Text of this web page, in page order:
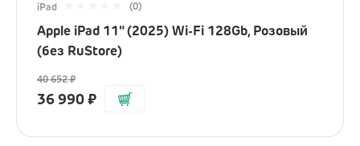
iPad (0)
Apple iPad 11" (2025) Wi-Fi 128Gb, Розовый
(без RuStore)
40 652₽
36 990₽